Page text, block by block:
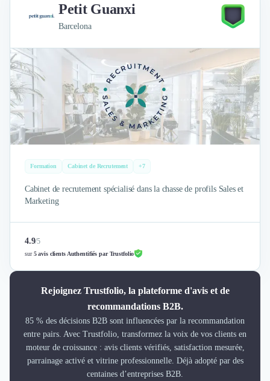
Petit Guanxi
Barcelona
Formation Cabinet de Recrutement +7
Cabinet de recrutement spécialisé dans la chasse de profils Sales et
Marketing
4.9/5
sur5 avis clients Authentifiés par Trustfolio
Rejoignez Trustfolio, la plateforme d'avis et de
recommandations B2B.
85 % des décisions B2B sont influencées par la recommandation
entre pairs. Avec Trustfolio, transformez la voix de vos clients en
moteur de croissance : avis clients vérifiés, satisfaction mesurée,
parrainage activé et vitrine professionnelle. Déjà adopté par des
centaines d’entreprises B2B.